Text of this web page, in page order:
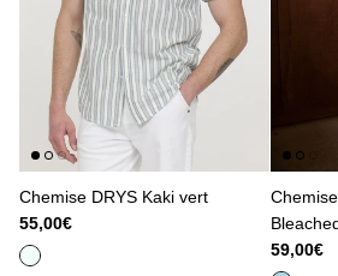
Chemise DRYS Kaki vert
55,00€
59,00€